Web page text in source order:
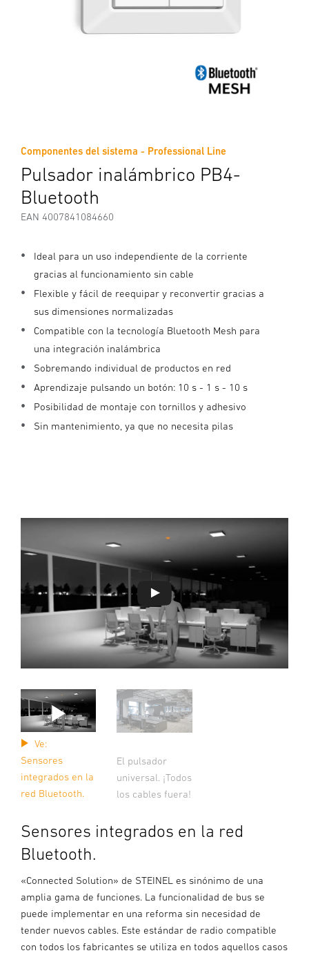
Componentes del sistema - Professional Line
Pulsador inalámbrico PB4-
Bluetooth
EAN 4007841084660
Ideal para un uso independiente de la corriente
gracias al funcionamiento sin cable
Flexible y fácil de reequipar y reconvertir gracias a
sus dimensiones normalizadas
Compatible con la tecnología Bluetooth Mesh para
una integración inalámbrica
Sobremando individual de productos en red
Aprendizaje pulsando un botón: 10 s - 1 s - 10 s
Posibilidad de montaje con tornillos y adhesivo
Sin mantenimiento, ya que no necesita pilas
Ve:
Sensores
integrados en la
red Bluetooth.
El pulsador
universal. ¡Todos
los cables fuera!
Sensores integrados en la red
Bluetooth.
«Connected Solution» de STEINEL es sinónimo de una
amplia gama de funciones. La funcionalidad de bus se
puede implementar en una reforma sin necesidad de
tender nuevos cables. Este estándar de radio compatible
con todos los fabricantes se utiliza en todos aquellos casos